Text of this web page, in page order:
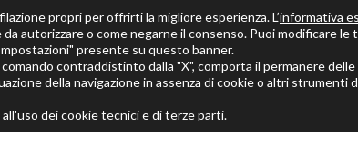
Blog
Solo per veri
propri per offrirti la migliore esperienza. L’informativa
autorizzare o come negarne il consenso. Puoi modificare le
presente su questo banner.
contraddistinto dalla "X", comporta il permanere delle
della navigazione in assenza di cookie o altri strumenti
dei cookie tecnici e di terze parti.